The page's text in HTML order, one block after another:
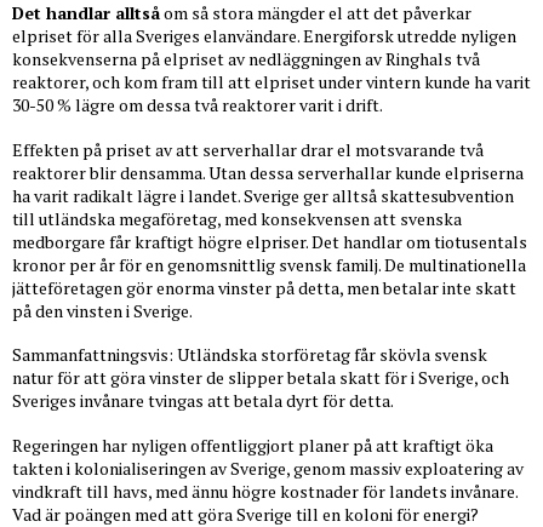
Det handlar alltsåom så stora mängder el att det påverkar
elpriset för alla Sveriges elanvändare. Energiforsk utredde nyligen
konsekvenserna på elpriset av nedläggningen av Ringhals två
reaktorer, och kom fram till att elpriset under vintern kunde ha varit
30-50 % lägre om dessa två reaktorer varit i drift.
Effekten på priset av att serverhallar drar el motsvarande två
reaktorer blir densamma. Utan dessa serverhallar kunde elpriserna
ha varit radikalt lägre i landet. Sverige ger alltså skattesubvention
till utländska megaföretag, med konsekvensen att svenska
medborgare får kraftigt högre elpriser. Det handlar om tiotusentals
kronor per år för en genomsnittlig svensk familj. De multinationella
jätteföretagen gör enorma vinster på detta, men betalar inte skatt
på den vinsten i Sverige.
Sammanfattningsvis: Utländska storföretag får skövla svensk
natur för att göra vinster de slipper betala skatt för i Sverige, och
Sveriges invånare tvingas att betala dyrt för detta.
Regeringen har nyligen offentliggjort planer på att kraftigt öka
takten i kolonialiseringen av Sverige, genom massiv exploatering av
vindkraft till havs, med ännu högre kostnader för landets invånare.
Vad är poängen med att göra Sverige till en koloni för energi?